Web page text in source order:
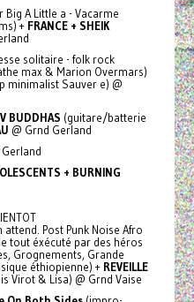
Big A Little a - Vacarme
+FRANCE + SHEIK
solitaire - folk rock
max & Marion Overmars)
minimalist Sauver e) @
BUDDHAS (guitare/batterie
@ Grnd Gerland
Gerland
+ BURNING
attend. Post Punk Noise Afro
tout éxécuté par des héros
Grognements, Grande
éthiopienne) + REVEILLE
Virot & Lisa) @ Grnd Vaise